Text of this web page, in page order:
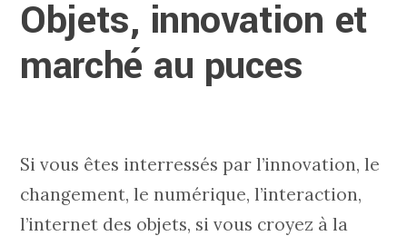
Objets, innovation et
marché au puces
Si vous êtes interressés par l’innovation, le
changement, le numérique, l’interaction,
l’internet des objets, si vous croyez à la